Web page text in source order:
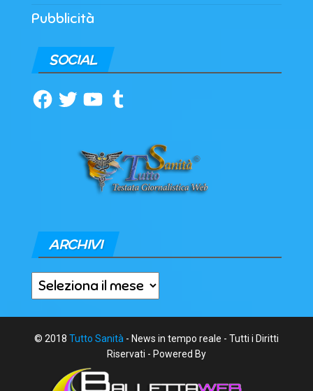
Pubblicità
SOCIAL
Facebook
TwitterYouTubeTumblr
ARCHIVI
Archivi
© 2018 Tutto Sanità - News in tempo reale - Tutti i Diritti
Riservati - Powered By